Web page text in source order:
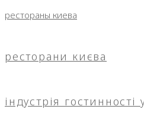
рестораны киева
ресторани києва
індустрія гостинності